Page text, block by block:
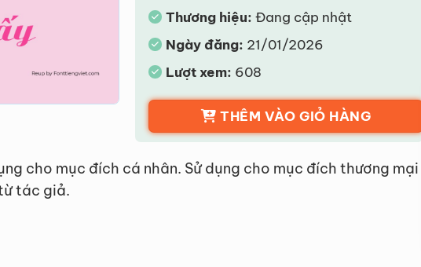
Thương hiệu: Đang cập nhật
Ngày đăng: 21/01/2026
Lượt xem: 608
THÊM VÀO GIỎ HÀNG
cho mục đích cá nhân. Sử dụng cho mục đích thương mại
tác giả.